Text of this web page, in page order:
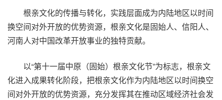
根亲文化的传播与转化，实践层面成为内陆地区以时间
换空间对外开放的优势资源，根亲文化是固始人、信阳人、
河南人对中国改革开放事业的独特贡献。
以“第十一届中原（固始）根亲文化节”为标志，根亲文
化进入成果转化阶段，把根亲文化作为内陆地区以时间换空
间对外开放的优势资源，充分发挥其在推动区域经济社会发